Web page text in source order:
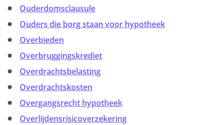
Ouderdomsclausule
Ouders die borg staan voor hypotheek
Overbieden
Overbruggingskrediet
Overdrachtsbelasting
Overdrachtskosten
Overgangsrecht hypotheek
Overlijdensrisico­verzekering